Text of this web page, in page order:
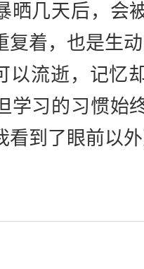
晒几天后，会
复着，也是生
以流逝，记忆
学习的习惯始
看到了眼前以外